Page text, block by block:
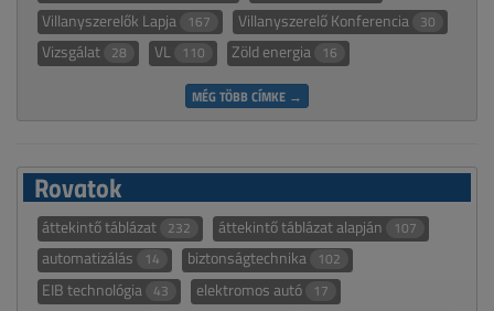
Villanyszerelők Lapja 167 Villanyszerelő Konferencia 30
Vizsgálat 28 VL 110 Zöld energia 16
MÉG TÖBB CÍMKE →
Rovatok
áttekintő táblázat 232 áttekintő táblázat alapján 107
automatizálás 14 biztonságtechnika 102
EIB technológia 43 elektromos autó 17